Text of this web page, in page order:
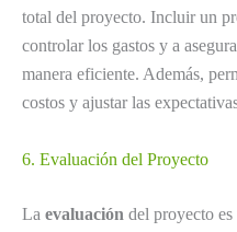
total del proyecto. Incluir un
controlar los gastos y a
manera eficiente. Además,
costos y ajustar las
6. Evaluación del Proyecto
La evaluación del proyecto